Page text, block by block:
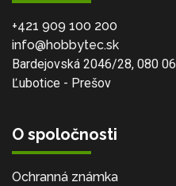
+421 909 100 200
info@hobbytec.sk
Bardejovská 2046/28, 080 06
Ľubotice - Prešov
O spoločnosti
Ochranná známka